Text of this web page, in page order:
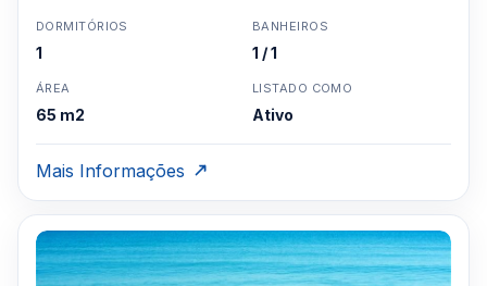
DORMITÓRIOS
1
BANHEIROS
1 / 1
ÁREA
65 m2
LISTADO COMO
Ativo
Mais Informações